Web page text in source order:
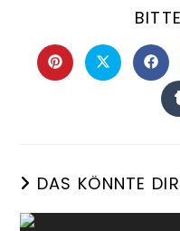
DAS KÖNNTE